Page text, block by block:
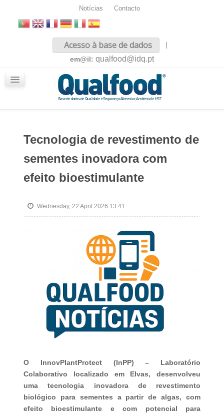
Notícias Contacto
Acesso à base de dados
|
em@il: qualfood@idq.pt
Tecnologia de revestimento de
sementes inovadora com
efeito bioestimulante
Wednesday, 22 April 2026 13:41
O InnovPlantProtect (InPP) – Laboratório
Colaborativo localizado em Elvas, desenvolveu
uma tecnologia inovadora de revestimento
biológico para sementes a partir de algas, com
efeito bioestimulante e com potencial para